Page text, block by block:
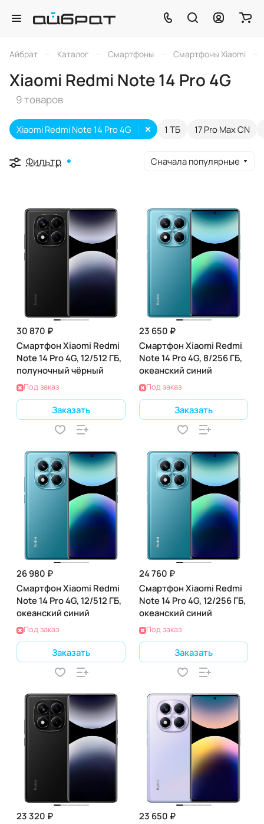
Айбрат – Каталог – Смартфоны – Смартфоны Xiaomi –
Xiaomi Redmi Note 14 Pro 4G
9 товаров
1 ТБ 17 Pro Max CN
Xiaomi Redmi Note 14 Pro 4G
Фильтр Сначала популярные
30 870 ₽
Смартфон Xiaomi Redmi
Note 14 Pro 4G, 12/512 ГБ,
полуночный чёрный
Под заказ
Заказать
23 650 ₽
Смартфон Xiaomi Redmi
Note 14 Pro 4G, 8/256 ГБ,
океанский синий
Под заказ
Заказать
26 980 ₽
Смартфон Xiaomi Redmi
Note 14 Pro 4G, 12/512 ГБ,
океанский синий
Под заказ
Заказать
24 760 ₽
Смартфон Xiaomi Redmi
Note 14 Pro 4G, 12/256 ГБ,
океанский синий
Под заказ
Заказать
23 320 ₽
23 650 ₽